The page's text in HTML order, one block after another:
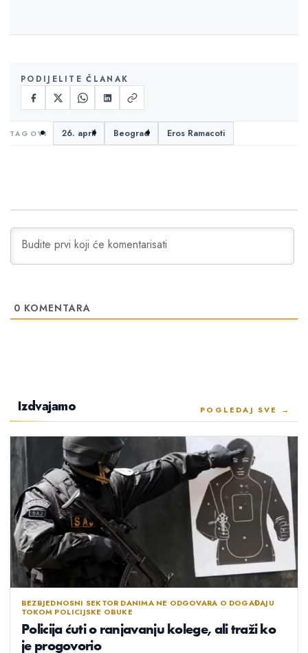
PODIJELITE ČLANAK
26. april Beograd Eros Ramacoti
0 KOMENTARA
Izdvajamo POGLEDAJ SVE →
BEZBJEDNOSNI SEKTOR DANIMA NE ODGOVARA O DOGAĐAJU
TOKOM POLICIJSKE OBUKE
Policija ćuti o ranjavanju kolege, ali traži ko
je progovorio